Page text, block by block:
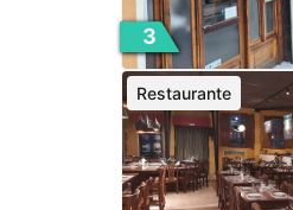
3
Restaurante